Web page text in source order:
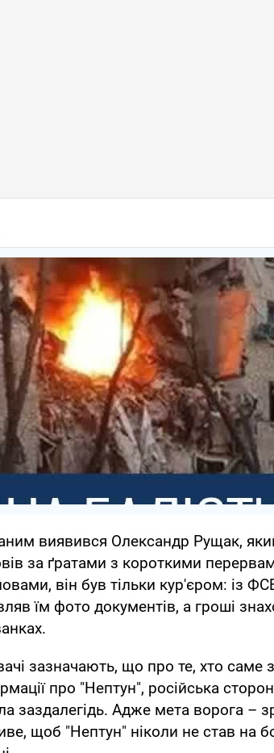
виявився Олександр Рущак,
за ґратами з короткими
він був тільки кур'єром: із
їм фото документів, а гроші
зазначають, що про те, хто саме
про "Нептун", російська
заздалегідь. Адже мета ворога –
щоб "Нептун" ніколи не став на